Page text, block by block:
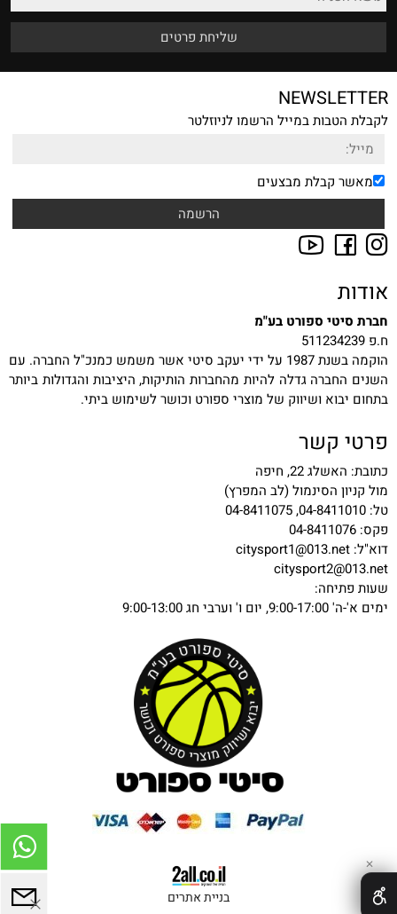
NEWSLETTER
לקבלת הטבות במייל הרשמו לניוזלטר
מאשר קבלת מבצעים
אודות
חברת סיטי ספורט בע"מ
ח.פ 511234239
הוקמה בשנת 1987 על ידי יעקב סיטי אשר משמש כמנכ"ל החברה. עם
השנים החברה גדלה להיות מהחברות הותיקות, היציבות והגדולות ביותר
בתחום יבוא ושיווק של מוצרי ספורט וכושר לשימוש ביתי.
פרטי קשר
כתובת: האשלג 22, חיפה
מול קניון הסינמול (לב המפרץ)
טל: 04-8411010, 04-8411075
פקס: 04-8411076
דוא"ל: citysport1@013.net
citysport2@013.net
שעות פתיחה:
ימים א'-ה' 9:00-17:00, יום ו' וערבי חג 9:00-13:00
בניית אתרים
✕